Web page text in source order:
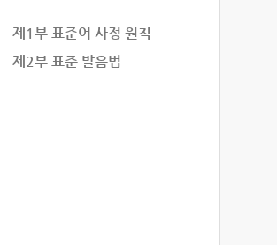
제1부 표준어 사정 원칙
제2부 표준 발음법